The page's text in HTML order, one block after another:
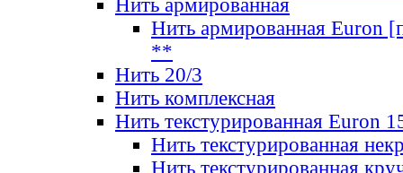
Нить армированная
Нить армированная Euron
**
Нить 20/3
Нить комплексная
Нить текстурированная Euron
Нить текстурированная
Нить текстурированная